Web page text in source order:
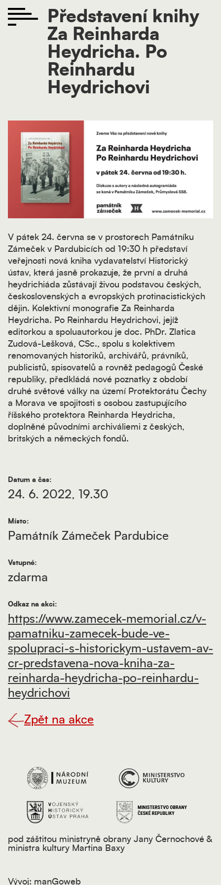
Představení knihy
Za Reinharda
Heydricha. Po
Reinhardu
Heydrichovi
V pátek 24. června se v prostorech Památníku
Zámeček v Pardubicích od 19:30 h představí
veřejnosti nová kniha vydavatelství Historický
ústav, která jasně prokazuje, že první a druhá
heydrichiáda zůstávají živou podstavou českých,
československých a evropských protinacistických
dějin. Kolektivní monografie Za Reinharda
Heydricha. Po Reinhardu Heydrichovi, jejíž
editorkou a spoluautorkou je doc. PhDr. Zlatica
Zudová-Lešková, CSc., spolu s kolektivem
renomovaných historiků, archivářů, právníků,
publicistů, spisovatelů a rovněž pedagogů České
republiky, předkládá nové poznatky z období
druhé světové války na území Protektorátu Čechy
a Morava ve spojitosti s osobou zastupujícího
říšského protektora Reinharda Heydricha,
doplněné původními archiváliemi z českých,
britských a německých fondů.
Datum a čas:
24. 6. 2022, 19.30
Místo:
Památník Zámeček Pardubice
Vstupné:
zdarma
Odkaz na akci:
https://www.zamecek-memorial.cz/v-
pamatniku-zamecek-bude-ve-
spolupraci-s-historickym-ustavem-av-
cr-predstavena-nova-kniha-za-
reinharda-heydricha-po-reinhardu-
heydrichovi
Zpět na akce
pod záštitou ministryně obrany Jany Černochové &
ministra kultury Martina Baxy
Vývoj: manGoweb